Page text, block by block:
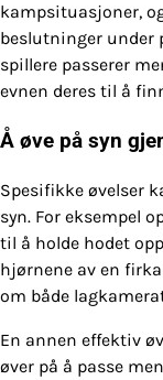
kampsituasjoner,
beslutninger under
spillere passerer
evnen deres til å
Å øve på syn
Spesifikke øvelser
syn. For eksempel
til å holde hodet
hjørnene av en
om både
En annen effektiv
øver på å passe